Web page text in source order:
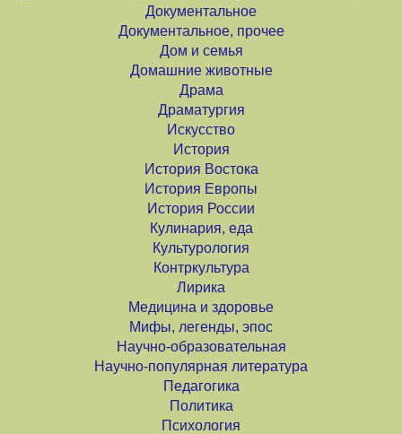
Документальное
Документальное, прочее
Дом и семья
Домашние животные
Драма
Драматургия
Искусство
История
История Востока
История Европы
История России
Кулинария, еда
Культурология
Контркультура
Лирика
Медицина и здоровье
Мифы, легенды, эпос
Научно-образовательная
Научно-популярная литература
Педагогика
Политика
Психология